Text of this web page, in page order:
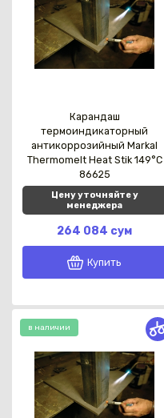
Карандаш
термоиндикаторный
антикоррозийный Markal
Thermomelt Heat Stik 149°C
86625
Цену уточняйте у
менеджера
264 084 сум
Купить
в наличии